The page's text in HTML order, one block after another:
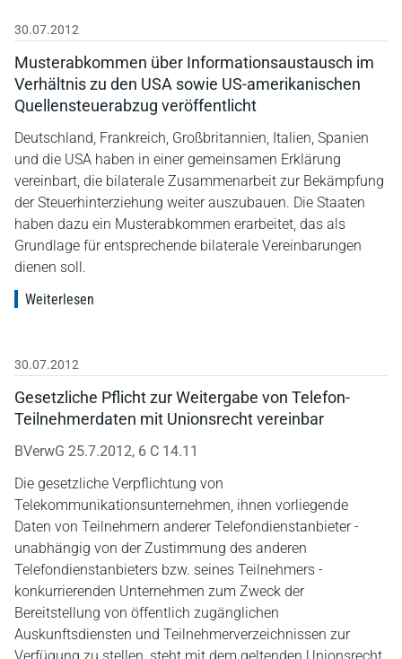
30.07.2012
Musterabkommen über Informationsaustausch im
Verhältnis zu den USA sowie US-amerikanischen
Quellensteuerabzug veröffentlicht
Deutschland, Frankreich, Großbritannien, Italien, Spanien
und die USA haben in einer gemeinsamen Erklärung
vereinbart, die bilaterale Zusammenarbeit zur Bekämpfung
der Steuerhinterziehung weiter auszubauen. Die Staaten
haben dazu ein Musterabkommen erarbeitet, das als
Grundlage für entsprechende bilaterale Vereinbarungen
dienen soll.
Weiterlesen
30.07.2012
Gesetzliche Pflicht zur Weitergabe von Telefon-
Teilnehmerdaten mit Unionsrecht vereinbar
BVerwG 25.7.2012, 6 C 14.11
Die gesetzliche Verpflichtung von
Telekommunikationsunternehmen, ihnen vorliegende
Daten von Teilnehmern anderer Telefondienstanbieter -
unabhängig von der Zustimmung des anderen
Telefondienstanbieters bzw. seines Teilnehmers -
konkurrierenden Unternehmen zum Zweck der
Bereitstellung von öffentlich zugänglichen
Auskunftsdiensten und Teilnehmerverzeichnissen zur
Verfügung zu stellen, steht mit dem geltenden Unionsrecht